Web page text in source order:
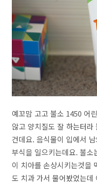
예꼬맘 고고 불소 1450 어
않고 양치질도 잘 하는터
건데요. 음식물이 입에서
부식을 일으키는데요. 불소
이 치아를 손상시키는것을
도 치과 가서 물어봤었는데